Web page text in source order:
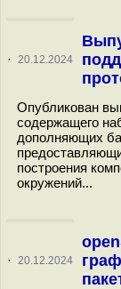
· 20.12.2024
Опубликован
содержащего
дополняющих
построения
окружений...
· 20.12.2024